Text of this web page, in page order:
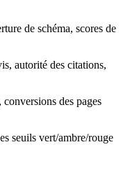
de schéma, scores de
autorité des citations,
des pages
seuils vert/ambre/rouge